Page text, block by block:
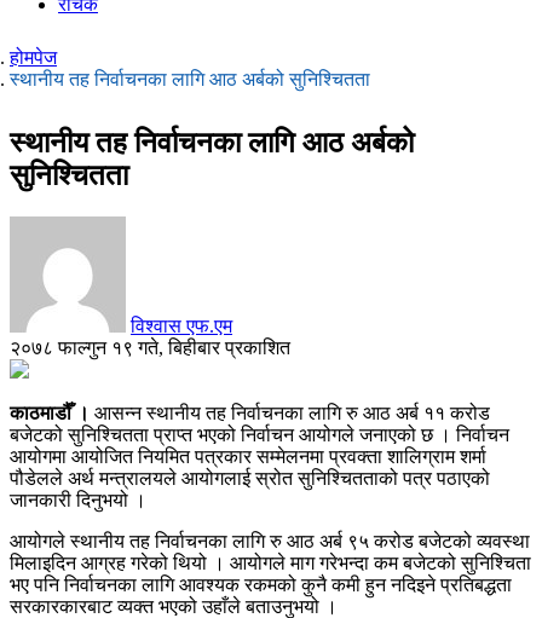
रोचक
होमपेज
स्थानीय तह निर्वाचनका लागि आठ अर्बको सुनिश्चितता
स्थानीय तह निर्वाचनका लागि आठ अर्बको
सुनिश्चितता
विश्वास एफ.एम
२०७८ फाल्गुन १९ गते, बिहीबार प्रकाशित
काठमाडौँ । आसन्न स्थानीय तह निर्वाचनका लागि रु आठ अर्ब ११ करोड
बजेटको सुनिश्चितता प्राप्त भएको निर्वाचन आयोगले जनाएको छ । निर्वाचन
आयोगमा आयोजित नियमित पत्रकार सम्मेलनमा प्रवक्ता शालिग्राम शर्मा
पौडेलले अर्थ मन्त्रालयले आयोगलाई स्रोत सुनिश्चितताको पत्र पठाएको
जानकारी दिनुभयो ।
आयोगले स्थानीय तह निर्वाचनका लागि रु आठ अर्ब ९५ करोड बजेटको व्यवस्था
मिलाइदिन आग्रह गरेको थियो । आयोगले माग गरेभन्दा कम बजेटको सुनिश्चिता
भए पनि निर्वाचनका लागि आवश्यक रकमको कुनै कमी हुन नदिइने प्रतिबद्धता
सरकारकारबाट व्यक्त भएको उहाँले बताउनुभयो ।